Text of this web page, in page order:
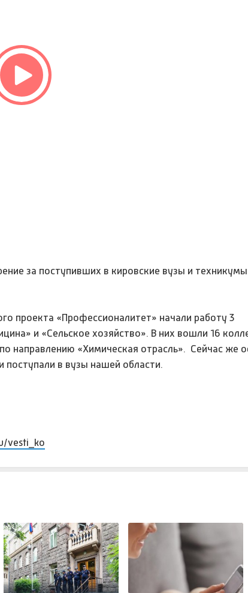
за поступивших в кировские вузы и техникумы
проекта «Профессионалитет» начали работу 3
и «Сельское хозяйство». В них вошли 16
направлению «Химическая отрасль». Сейчас же
поступали в вузы нашей области.
vesti_ko